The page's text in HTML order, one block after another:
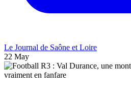
Le Journal de Saône et Loire
22 May